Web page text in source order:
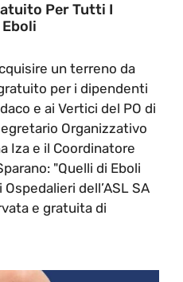
Per Tutti I
un terreno da
per i dipendenti
e ai Vertici del PO di
Organizzativo
Iza e il Coordinatore
"Quelli di Eboli
dell’ASL SA
e gratuita di